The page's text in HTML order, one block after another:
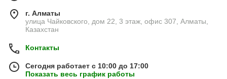
г. Алматы
улица Чайковского, дом 22, 3 этаж, офис 307, Алматы,
Казахстан
Контакты
Сегодня работает с 10:00 до 17:00
Показать весь график работы